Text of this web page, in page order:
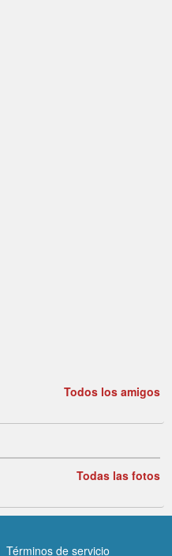
Todos los amigos
Todas las fotos
Términos de servicio